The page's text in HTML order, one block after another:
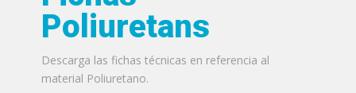
Poliuretans
Descarga las fichas técnicas en referencia al
material Poliuretano.